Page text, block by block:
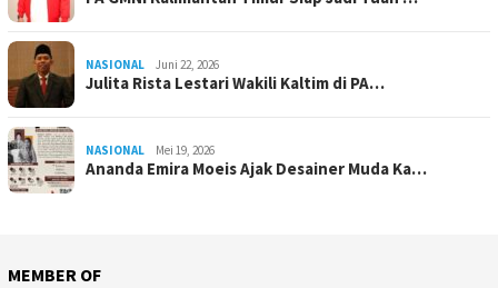
NASIONAL Juni 22, 2026
Julita Rista Lestari Wakili Kaltim di PA…
NASIONAL Mei 19, 2026
Ananda Emira Moeis Ajak Desainer Muda Ka…
MEMBER OF